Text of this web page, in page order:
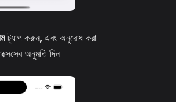
ট্যাপ করুন, এবং অনুরোধ করা
অনুমতি দিন